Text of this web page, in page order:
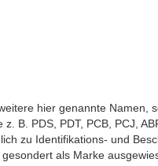
hier genannte Namen,
PDS, PDT, PCB, PCJ,
zu Identifikations- und
als Marke